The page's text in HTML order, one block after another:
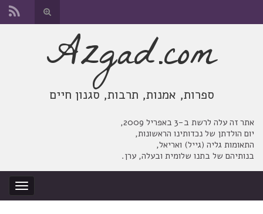
החלף
טופס
אתר זה עלה לרשת ב-3 באפריל 2009,
יום הולדתן של נכדותינו הראשונות,
התאומות גליה (גייל) ואריאל,
בנותיהם של בתנו שלומית ובעלה, ערן.
החלף
ניווט
Azgad.com
ספרות, אמנות, תרבות, סגנון חיים